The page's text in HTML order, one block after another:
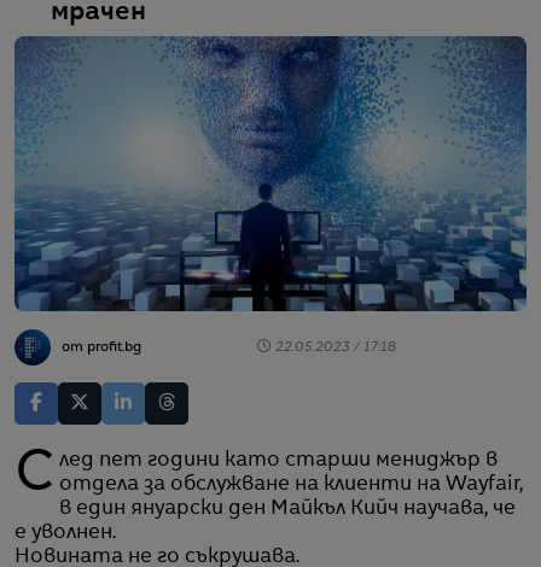
мрачен
от profit.bg 22.05.2023 / 17:18
След пет години като старши мениджър в отдела за обслужване на клиенти на Wayfair,
в един януарски ден Майкъл Кийч научава, че
е уволнен.
Новината не го съкрушава.